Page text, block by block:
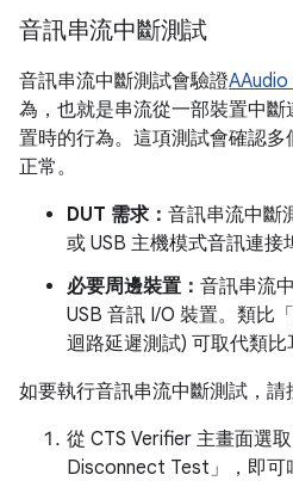
音訊串流中斷測試
音訊串流中斷測試會驗證
為，也就是串流從一部裝置中
置時的行為。這項測試會確認
正常。
DUT 需求： 音訊串流中斷
或 USB 主機模式音訊連接
必要周邊裝置： 音訊串流
USB 音訊 I/O 裝置。類比
迴路延遲測試) 可取代類比
如要執行音訊串流中斷測試，請
從 CTS Verifier 主畫面選
Disconnect Test」
，即可